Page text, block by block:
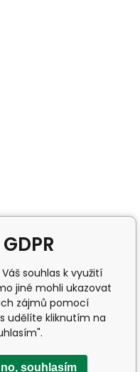
souhlas k využití
jiné mohli ukazovat
zájmů pomocí
udělíte kliknutím na
souhlasím